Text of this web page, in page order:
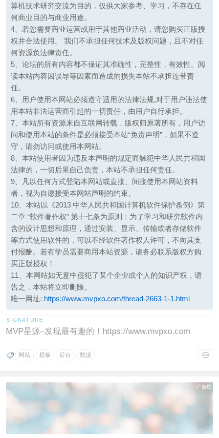
算机技术研究交流为目的，仅供大家参考、学习，不存在任
何商业目的与商业用途。
4、若您需要商业运营或用于其他商业活动，请您购买正版授
权并合法使用。 我们不承担任何技术及版权问题，且不对任
何资源负法律责任。
5、论坛的所有内容都不保证其准确性，完整性，有效性。阅
读本站内容因误导等因素而造成的损失本站不承担连带责
任。
6、用户使用本网站必须遵守适用的法律法规,对于用户违法使
用本站非法运营而引起的一切责任，由用户自行承担。
7、本站所有资源来自互联网转载，版权归原著所有，用户访
问和使用本站的条件是必须接受本站“免责声明”，如果不遵
守，请勿访问或使用本网站。
8、本站使用者因为违反本声明的规定而触犯中华人民共和国
法律的，一切后果自己负责，本站不承担任何责任。
9、凡以任何方式登陆本网站或直接、间接使用本网站资料
者，视为自愿接受本网站声明的约束。
10、本站以《2013 中华人民共和国计算机软件保护条例》第
二章 “软件著作权” 第十七条为原则：为了学习和研究软件内
含的设计思想和原理，通过安装、显示、传输或者存储软件
等方式使用软件的，可以不经软件著作权人许可，不向其支
付报酬。若有学员需要商用本站资源，请务必联系版权方购
买正版授权！
11、本网站如无意中侵犯了某个企业或个人的知识产权，请
告之，本站将立即删除。
唯一网址: https://www.mvpxo.com/thread-2663-1-1.html
MVP星源–发现最有趣的！https://www.mvpxo.com
网站 模板 后台 数据